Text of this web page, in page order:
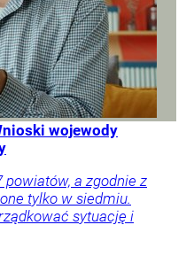
wojewody
powiatów, a zgodnie z
tylko w siedmiu.
sytuację i